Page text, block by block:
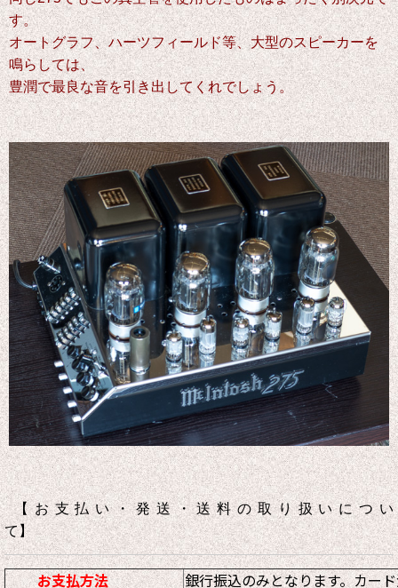
す。
オートグラフ、ハーツフィールド等、大型のスピーカーを
鳴らしては、
豊潤で最良な音を引き出してくれでしょう。
【お支払い・発送・送料の取り扱いについ
て】
お支払方法 銀行振込のみとなります。カー